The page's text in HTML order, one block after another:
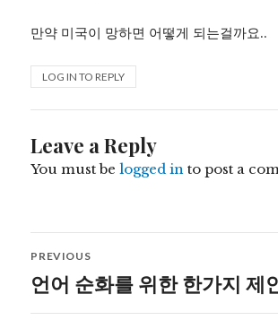
만약 미국이 망하면 어떻게 되는걸까요..
LOG IN TO REPLY
Leave a Reply
You must belogged in to post a
Post
navigation
PREVIOUS
Previous
언어 순화를 위한 한가지 제